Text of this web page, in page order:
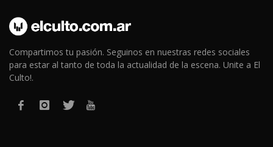
Compartimos tu pasión. Seguinos en nuestras redes sociales
para estar al tanto de toda la actualidad de la escena. Unite a El
Culto!.